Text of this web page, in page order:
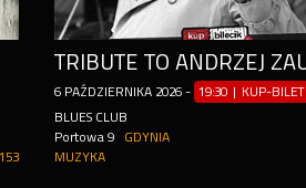
153
6 PAŹDZIERNIKA 2026 - 19:30 | KUP-BILET
BLUES CLUB
Portowa 9
GDYNIA
MUZYKA